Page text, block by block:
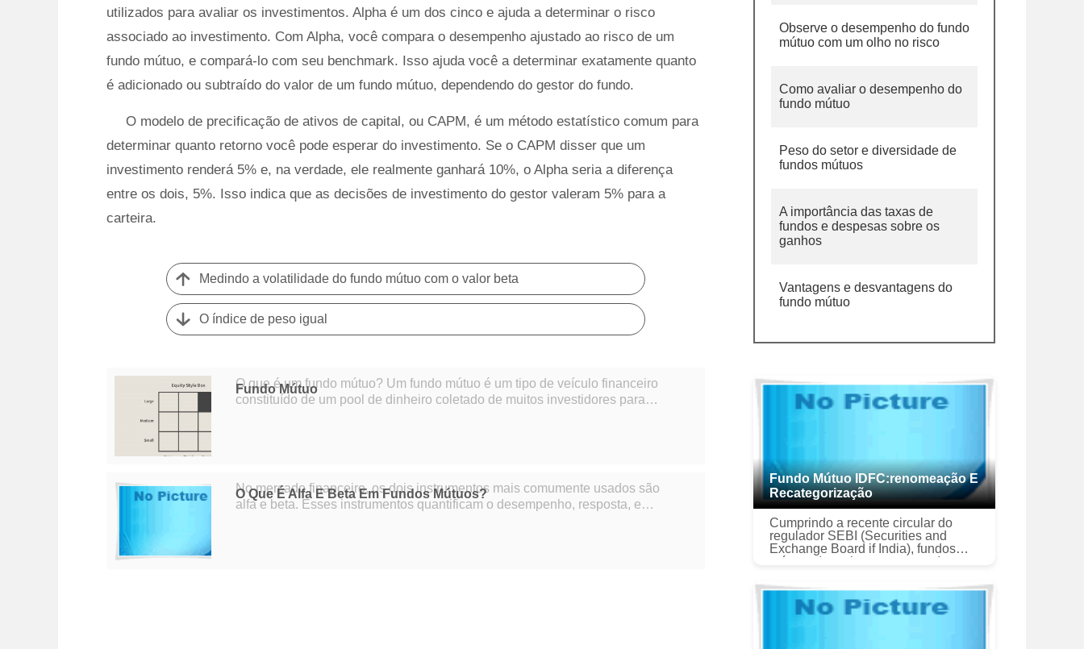
utilizados para avaliar os investimentos. Alpha é um dos cinco e ajuda a determinar o risco
associado ao investimento. Com Alpha, você compara o desempenho ajustado ao risco de um
fundo mútuo, e compará-lo com seu benchmark. Isso ajuda você a determinar exatamente quanto
é adicionado ou subtraído do valor de um fundo mútuo, dependendo do gestor do fundo.
O modelo de precificação de ativos de capital, ou CAPM, é um método estatístico comum para
determinar quanto retorno você pode esperar do investimento. Se o CAPM disser que um
investimento renderá 5% e, na verdade, ele realmente ganhará 10%, o Alpha seria a diferença
entre os dois, 5%. Isso indica que as decisões de investimento do gestor valeram 5% para a
carteira.
Medindo a volatilidade do fundo mútuo com o valor beta
O índice de peso igual
Fundo Mútuo
O que é um fundo mútuo? Um fundo mútuo é um tipo de veículo financeiro
constituído de um pool de dinheiro coletado de muitos investidores para
O Que É Alfa E Beta Em Fundos Mútuos?
No mercado financeiro, os dois instrumentos mais comumente usados ​​são
alfa e beta. Esses instrumentos quantificam o desempenho, resposta, e
Observe o desempenho do fundo
mútuo com um olho no risco
Como avaliar o desempenho do
fundo mútuo
Peso do setor e diversidade de
fundos mútuos
A importância das taxas de
fundos e despesas sobre os
ganhos
Vantagens e desvantagens do
fundo mútuo
Fundo Mútuo IDFC:renomeação E
Recategorização
Cumprindo a recente circular do
regulador SEBI (Securities and
Exchange Board if India), fundos
mútuos de muitas empresas de
sendo alterados, incluindo os do
Fundo Mútuo ...